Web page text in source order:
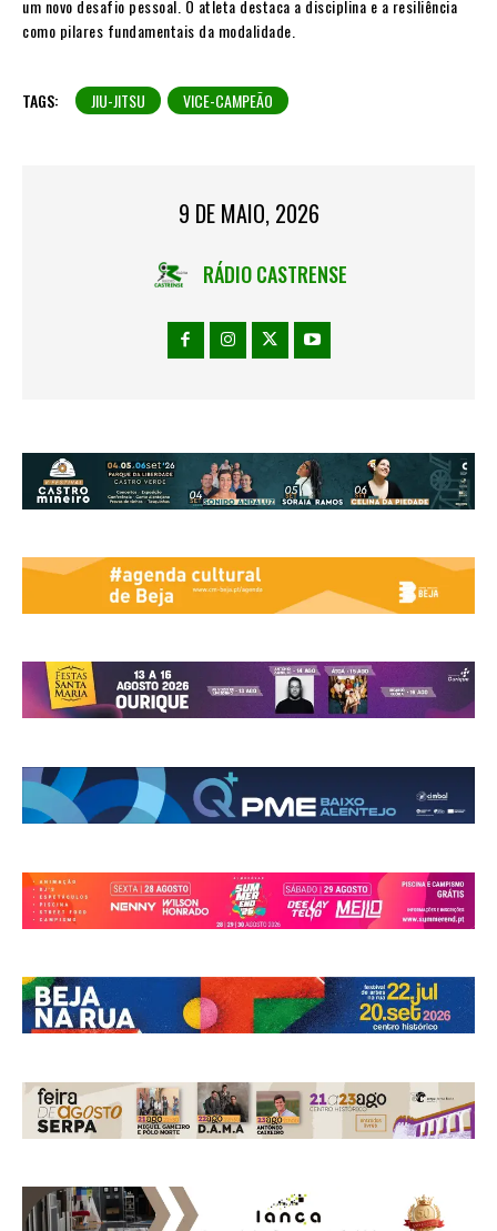
um novo desafio pessoal. O atleta destaca a disciplina e a resiliência
como pilares fundamentais da modalidade.
TAGS: JIU-JITSU VICE-CAMPEÃO
9 DE MAIO, 2026
RÁDIO CASTRENSE